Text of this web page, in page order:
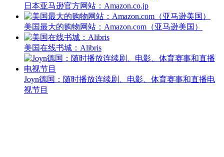
日本亚马逊官方网站：Amazon.co.jp
美国最大的购物网站：Amazon.com（亚马逊美国）
美国在线书城：Alibris
Joyn德国：随时播放连续剧、电影、体育赛事和直播电
视节目